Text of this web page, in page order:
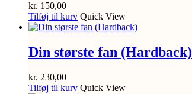
kr. 150,00
Tilføj til kurv Quick View
Din største fan (Hardback)
kr. 230,00
Tilføj til kurv Quick View